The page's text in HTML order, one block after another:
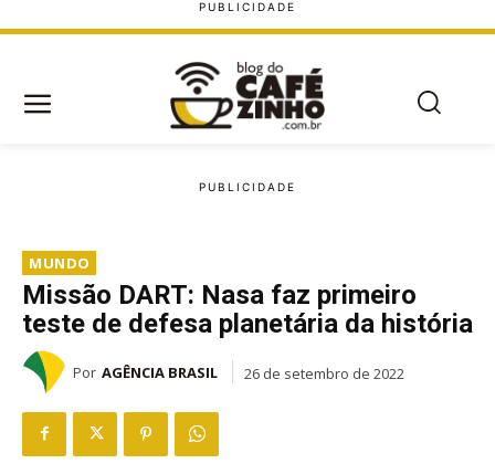
MUNDO
Missão DART: Nasa faz primeiro
teste de defesa planetária da história
Por AGÊNCIA BRASIL 26 de setembro de 2022